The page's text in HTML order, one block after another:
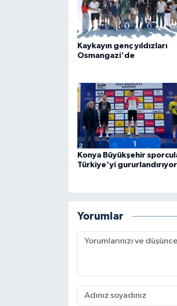
Kaykayın genç yıldızları
Osmangazi'de
Konya Büyükşehir
Türkiye'yi gururlandırıyor
Yorumlar